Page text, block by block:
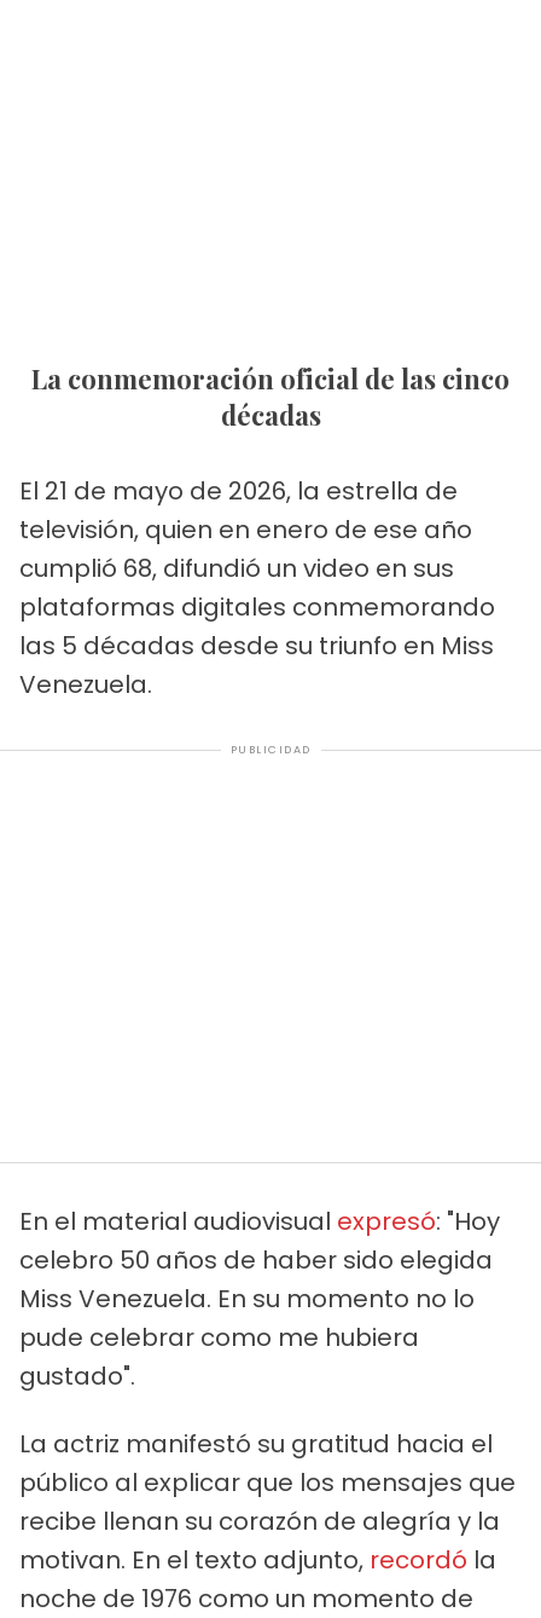
La conmemoración oficial de las cinco
décadas
El 21 de mayo de 2026, la estrella de
televisión, quien en enero de ese año
cumplió 68, difundió un video en sus
plataformas digitales conmemorando
las 5 décadas desde su triunfo en Miss
Venezuela.
PUBLICIDAD
En el material audiovisual expresó: "Hoy
celebro 50 años de haber sido elegida
Miss Venezuela. En su momento no lo
pude celebrar como me hubiera
gustado".
La actriz manifestó su gratitud hacia el
público al explicar que los mensajes que
recibe llenan su corazón de alegría y la
motivan. En el texto adjunto, recordó la
noche de 1976 como un momento de